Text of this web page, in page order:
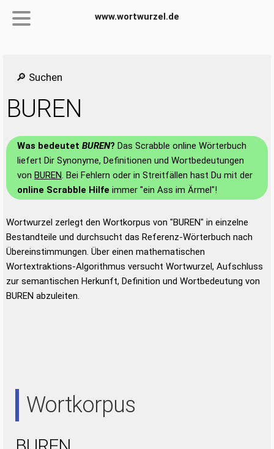
www.wortwurzel.de
🔎 Suchen
BUREN
Was bedeutet BUREN? Das Scrabble online Wörterbuch
liefert Dir Synonyme, Definitionen und Wortbedeutungen
von BUREN. Bei Fehlern oder in Streitfällen hast Du mit der
online Scrabble Hilfe immer "ein Ass im Ärmel"!
Wortwurzel zerlegt den Wortkorpus von "BUREN" in einzelne
Bestandteile und durchsucht das Referenz-Wörterbuch nach
Übereinstimmungen. Über einen mathematischen
Wortextraktions-Algorithmus versucht Wortwurzel, Aufschluss
zur semantischen Herkunft, Definition und Wortbedeutung von
BUREN abzuleiten.
Wortkorpus